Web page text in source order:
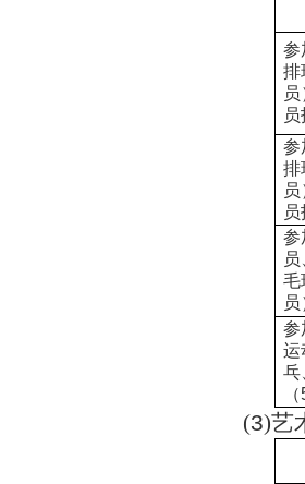
参
排
参
排
参
毛
参
运
乓
（
(3)艺